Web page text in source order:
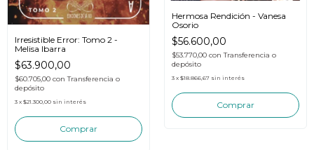
Irresistible Error: Tomo 2 -
Melisa Ibarra
$63.900,00
$60.705,00 con Transferencia o
depósito
3 x $21.300,00 sin interés
Hermosa Rendición - Vanesa
Osorio
$56.600,00
$53.770,00 con Transferencia o
depósito
3 x $18.866,67 sin interés